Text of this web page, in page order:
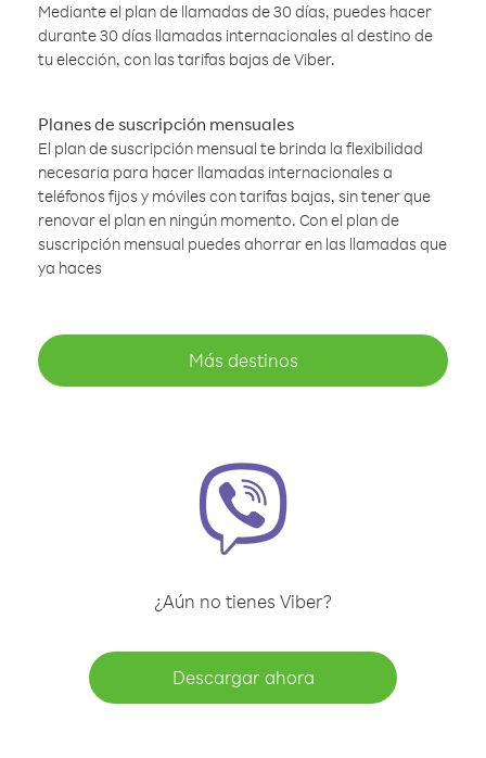
Mediante el plan de llamadas de 30 días, puedes hacer
durante 30 días llamadas internacionales al destino de
tu elección, con las tarifas bajas de Viber.
Planes de suscripción mensuales
El plan de suscripción mensual te brinda la flexibilidad
necesaria para hacer llamadas internacionales a
teléfonos fijos y móviles con tarifas bajas, sin tener que
renovar el plan en ningún momento. Con el plan de
suscripción mensual puedes ahorrar en las llamadas que
ya haces
Más destinos
¿Aún no tienes Viber?
Descargar ahora